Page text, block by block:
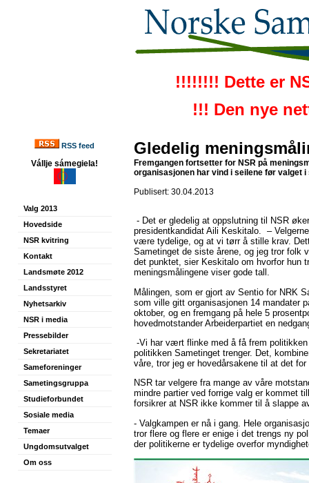
!!!!!!!! Dette er
!!! Den nye
RSS feed
Vállje sámegiela!
Valg 2013
Hovedside
NSR kvitring
Kontakt
Landsmøte 2012
Landsstyret
Nyhetsarkiv
NSR i media
Pressebilder
Sekretariatet
Sameforeninger
Sametingsgruppa
Studieforbundet
Sosiale media
Temaer
Ungdomsutvalget
Om oss
Gledelig
Fremgangen fortsetter for NSR på
organisasjonen har vind i seilene før valget i
Publisert: 30.04.2013
- Det er gledelig at oppslutning til NSR
presidentkandidat Aili Keskitalo. –
være tydelige, og at vi tørr å stille krav.
Sametinget de siste årene, og jeg tror folk
det punktet, sier Keskitalo om hvorfor hun
meningsmålingene viser gode tall.
Målingen, som er gjort av Sentio for NRK
som ville gitt organisasjonen 14 mandater
oktober, og en fremgang på hele 5
hovedmotstander Arbeiderpartiet en
-Vi har vært flinke med å få frem
politikken Sametinget trenger. Det,
våre, tror jeg er hovedårsakene til at det
NSR tar velgere fra mange av våre
mindre partier ved forrige valg er kommet
forsikrer at NSR ikke kommer til å slappe
- Valgkampen er nå i gang. Hele
tror flere og flere er enige i det trengs ny
der politikerne er tydelige overfor